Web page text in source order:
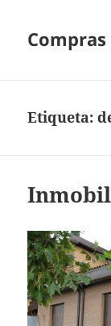
Compras
Etiqueta: